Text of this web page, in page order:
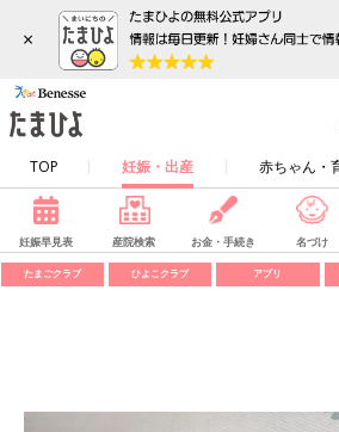
×
TOP 妊娠・出産 赤ちゃん・
妊娠早見表 産院検索 お金・手続き 名づけ
たまごクラブ ひよこクラブ アプリ